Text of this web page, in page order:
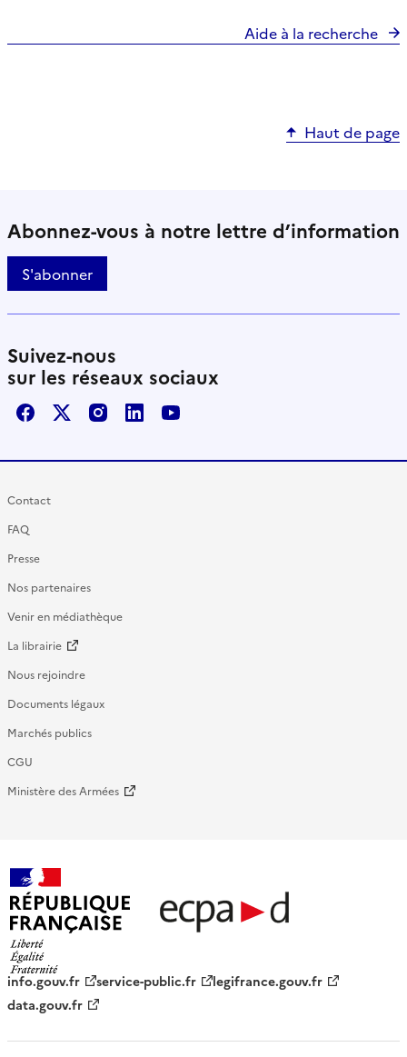
Aide à la recherche
Haut de page
Abonnez-vous à notre lettre d’information
S'abonner
Suivez-nous
sur les réseaux sociaux
FacebookX / TwitterInstagram
LinkedInYoutube
Contact
FAQ
Presse
Nos partenaires
Venir en médiathèque
La librairie
Nous rejoindre
Documents légaux
Marchés publics
CGU
Ministère des Armées
française - ECPAD
info.gouv.fr service-public.fr
legifrance.gouv.fr
data.gouv.fr